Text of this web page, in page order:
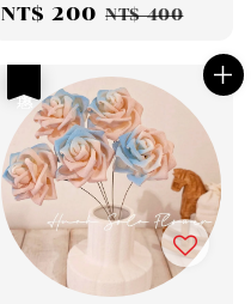
Sale
NT$ 200 Regular
NT$ 400